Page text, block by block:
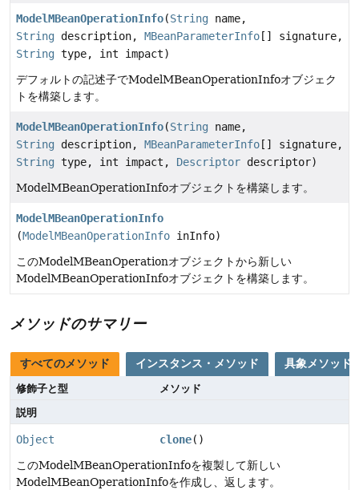
ModelMBeanOperationInfo(String name,
String description, MBeanParameterInfo [] signature,
String type, int impact)
デフォルトの記述子でModelMBeanOperationInfoオブジェク
トを構築します。
ModelMBeanOperationInfo(String name,
String description, MBeanParameterInfo [] signature,
String type, int impact, Descriptor descriptor)
ModelMBeanOperationInfoオブジェクトを構築します。
ModelMBeanOperationInfo
(ModelMBeanOperationInfo inInfo)
このModelMBeanOperationオブジェクトから新しい
ModelMBeanOperationInfoオブジェクトを構築します。
メソッドのサマリー
すべてのメソッド インスタンス・メソッド 具象メソッド
修飾子と型
メソッド
説明
Object clone()
このModelMBeanOperationInfoを複製して新しい
ModelMBeanOperationInfoを作成し、返します。